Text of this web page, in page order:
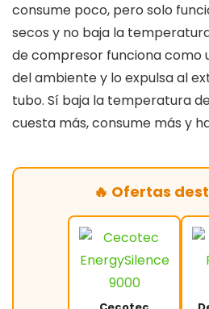
consume poco, pero solo
secos y no baja la
de compresor funciona como
del ambiente y lo expulsa al
tubo. Sí baja la temperatura
cuesta más, consume más y
🔥 Ofertas